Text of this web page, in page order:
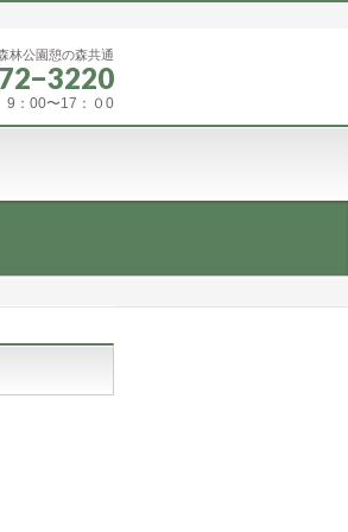
林公園憩の森共通
9：00〜17：０0